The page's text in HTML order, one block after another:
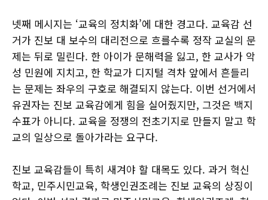
넷째 메시지는 ‘교육의 정치화’에 대한 경고다. 교육감 선
거가 진보 대 보수의 대리전으로 흐를수록 정작 교실의 문
제는 뒤로 밀린다. 한 아이가 문해력을 잃고, 한 교사가 악
성 민원에 지치고, 한 학교가 디지털 격차 앞에서 흔들리
는 문제는 좌우의 구호로 해결되지 않는다. 이번 선거에서
유권자는 진보 교육감에게 힘을 실어줬지만, 그것은 백지
수표가 아니다. 교육을 정쟁의 전초기지로 만들지 말고 학
교의 일상으로 돌아가라는 요구다.
진보 교육감들이 특히 새겨야 할 대목도 있다. 과거 혁신
학교, 민주시민교육, 학생인권조례는 진보 교육의 상징이